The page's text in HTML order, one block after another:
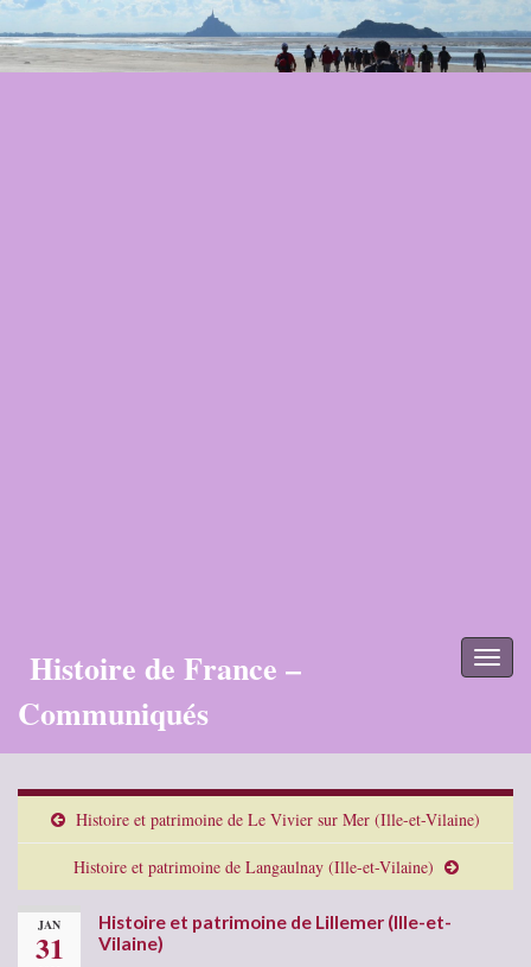
Histoire de France –
Communiqués
Histoire et patrimoine de Le Vivier sur Mer (Ille-et-Vilaine)
Histoire et patrimoine de Langaulnay (Ille-et-Vilaine)
JAN
31
Histoire et patrimoine de Lillemer (Ille-et-
Vilaine)